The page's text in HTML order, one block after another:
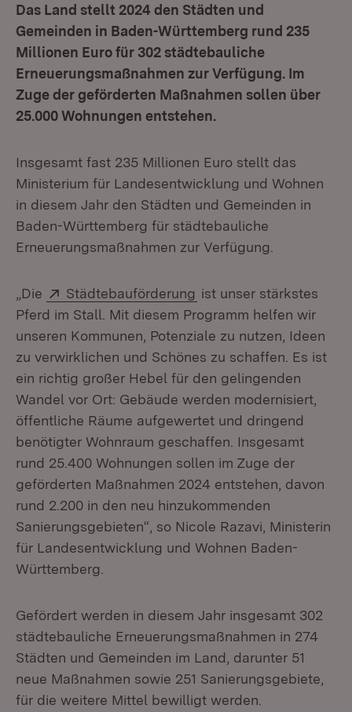
Das Land stellt 2024 den Städten und
Gemeinden in Baden-Württemberg rund 235
Millionen Euro für 302 städtebauliche
Erneuerungsmaßnahmen zur Verfügung. Im
Zuge der geförderten Maßnahmen sollen über
25.000 Wohnungen entstehen.
Insgesamt fast 235 Millionen Euro stellt das
Ministerium für Landesentwicklung und Wohnen
in diesem Jahr den Städten und Gemeinden in
Baden-Württemberg für städtebauliche
Erneuerungsmaßnahmen zur Verfügung.
„Die Extern:
Städtebauförderung (Öffnet in neuem
ist unser stärkstes
Pferd im Stall. Mit diesem Programm helfen wir
unseren Kommunen, Potenziale zu nutzen, Ideen
zu verwirklichen und Schönes zu schaffen. Es ist
ein richtig großer Hebel für den gelingenden
Wandel vor Ort: Gebäude werden modernisiert,
öffentliche Räume aufgewertet und dringend
benötigter Wohnraum geschaffen. Insgesamt
rund 25.400 Wohnungen sollen im Zuge der
geförderten Maßnahmen 2024 entstehen, davon
rund 2.200 in den neu hinzukommenden
Sanierungsgebieten“, so Nicole Razavi, Ministerin
für Landesentwicklung und Wohnen Baden-
Württemberg.
Gefördert werden in diesem Jahr insgesamt 302
städtebauliche Erneuerungsmaßnahmen in 274
Städten und Gemeinden im Land, darunter 51
neue Maßnahmen sowie 251 Sanierungsgebiete,
für die weitere Mittel bewilligt werden.